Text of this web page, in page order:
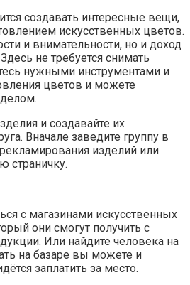
создавать интересные вещи,
искусственных цветов.
и внимательности, но и доход
не требуется снимать
нужными инструментами и
цветов и можете
и создавайте их
Вначале заведите группу в
изделий или
страничку.
с магазинами искусственных
они смогут получить с
Или найдите человека на
на базаре вы можете и
заплатить за место.